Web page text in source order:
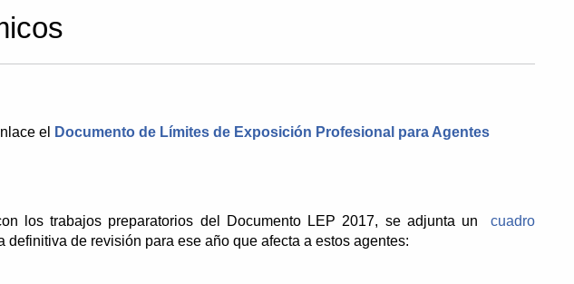
whatsapp
el
Documento de Límites de Exposición Profesional para Agentes
los trabajos preparatorios del Documento LEP 2017, se adjunta uncuadro
definitiva de revisión para ese año que afecta a estos agentes: